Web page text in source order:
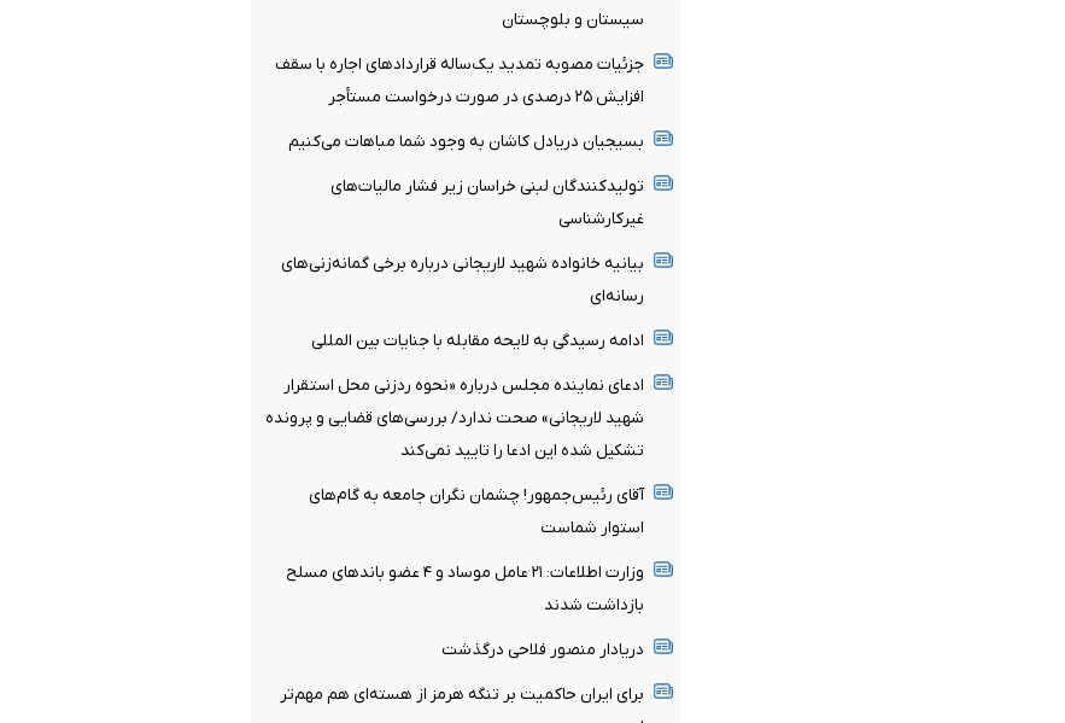
سیستان و بلوچستان
جزئیات مصوبه تمدید یک‌ساله قرارداد‌های اجاره با سقف
افزایش ۲۵ درصدی در صورت درخواست مستأجر
بسیجیان‌ دریادل‌ کاشان به‌ وجود شما مباهات می‌کنیم
تولیدکنندگان لبنی خراسان زیر فشار مالیات‌های
غیرکارشناسی
بیانیه خانواده شهید لاریجانی درباره برخی گمانه‌زنی‌های
رسانه‌ای
ادامه رسیدگی به لایحه مقابله با جنایات بین المللی
ادعای نماینده مجلس درباره «نحوه ردزنی محل استقرار
شهید لاریجانی» صحت ندارد/ بررسی‌های قضایی و پرونده
تشکیل شده این ادعا را تایید نمی‌کند
آقای رئیس‌جمهور! چشمان نگران جامعه به گام‌های
استوار شماست
وزارت اطلاعات: ۲۱ عامل موساد و ۴ عضو باندهای مسلح
بازداشت شدند
دریادار منصور فلاحی درگذشت
برای ایران حاکمیت بر تنگه هرمز از هسته‌ای هم مهم‌تر